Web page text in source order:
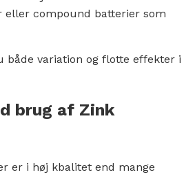
eller compound batterier som
både variation og flotte effekter i
brug af Zink
er i høj kbalitet end mange